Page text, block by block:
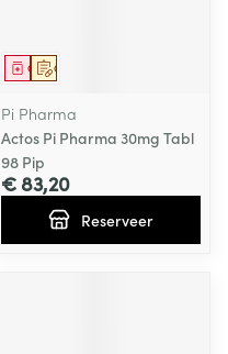
Op voorschrift
Geneesmiddel
Pi Pharma
Actos Pi Pharma 30mg Tabl
98 Pip
€ 83,20
Reserveer